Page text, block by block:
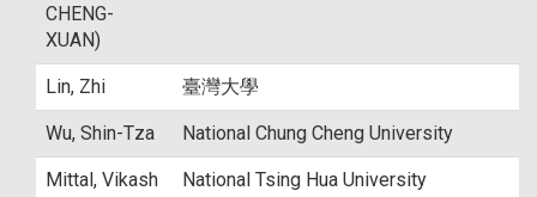
CHENG-
XUAN)
Lin, Zhi 臺灣大學
Wu, Shin-Tza National Chung Cheng University
Mittal, Vikash National Tsing Hua University